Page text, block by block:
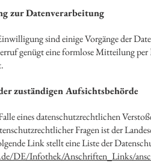
zur Datenverarbeitung
sind einige Vorgänge der
genügt eine formlose Mitteilung
zuständigen Aufsichtsbehörde
eines datenschutzrechtlichen
Fragen ist der
Link stellt eine Liste der
DE/Infothek/Anschriften_Links/